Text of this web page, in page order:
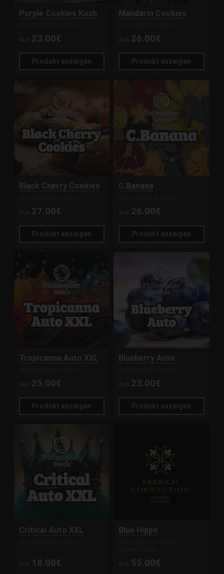
Purple Cookies Kush
Aus 23.00€
Produkt anzeigen
Mandarin Cookies
Aus 26.00€
Produkt anzeigen
Black Cherry Cookies
Aus 27.00€
Produkt anzeigen
C.Banana
Aus 26.00€
Produkt anzeigen
Tropicanna Auto XXL
Aus 25.00€
Produkt anzeigen
Blueberry Auto
Aus 23.00€
Produkt anzeigen
Critical Auto XXL
Aus 18.00€
Blue Hippo
Aus 55.00€